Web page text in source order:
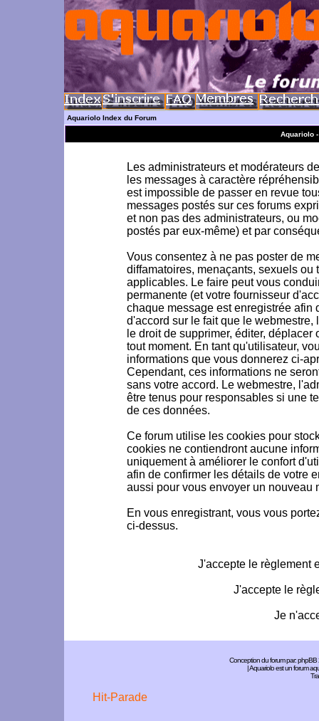
Aquariolo Index du Forum
Aquariolo
Les administrateurs et modérateurs
les messages à caractère
est impossible de passer en revue
messages postés sur ces forums
et non pas des administrateurs, ou
postés par eux-même) et par
Vous consentez à ne pas poster de
diffamatoires, menaçants, sexuels
applicables. Le faire peut vous
permanente (et votre fournisseur
chaque message est enregistrée afin
d'accord sur le fait que le
le droit de supprimer, éditer,
tout moment. En tant qu'utilisateur,
informations que vous donnerez ci-
Cependant, ces informations ne
sans votre accord. Le webmestre,
être tenus pour responsables si une
de ces données.
Ce forum utilise les cookies pour
cookies ne contiendront aucune
uniquement à améliorer le confort
afin de confirmer les détails de votre
aussi pour vous envoyer un nouveau
En vous enregistrant, vous vous
ci-dessus.
J'accepte le règlement
J'accepte le
Je
Conception du forum par:phpBB
| Aquariolo est un forum